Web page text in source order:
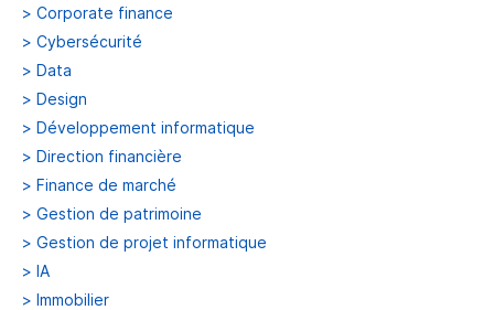
> Corporate finance
> Cybersécurité
> Data
> Design
> Développement informatique
> Direction financière
> Finance de marché
> Gestion de patrimoine
> Gestion de projet informatique
> IA
> Immobilier